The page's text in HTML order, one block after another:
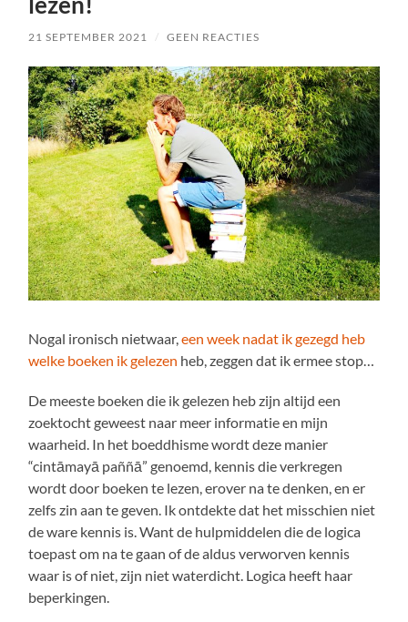
21 SEPTEMBER 2021 / GEEN REACTIES
Nogal ironisch nietwaar,een week nadat ik gezegd heb
welke boeken ik gelezen heb, zeggen dat ik ermee stop…
De meeste boeken die ik gelezen heb zijn altijd een
zoektocht geweest naar meer informatie en mijn
waarheid. In het boeddhisme wordt deze manier
“cintāmayā paññā” genoemd, kennis die verkregen
wordt door boeken te lezen, erover na te denken, en er
zelfs zin aan te geven. Ik ontdekte dat het misschien niet
de ware kennis is. Want de hulpmiddelen die de logica
toepast om na te gaan of de aldus verworven kennis
waar is of niet, zijn niet waterdicht. Logica heeft haar
beperkingen.